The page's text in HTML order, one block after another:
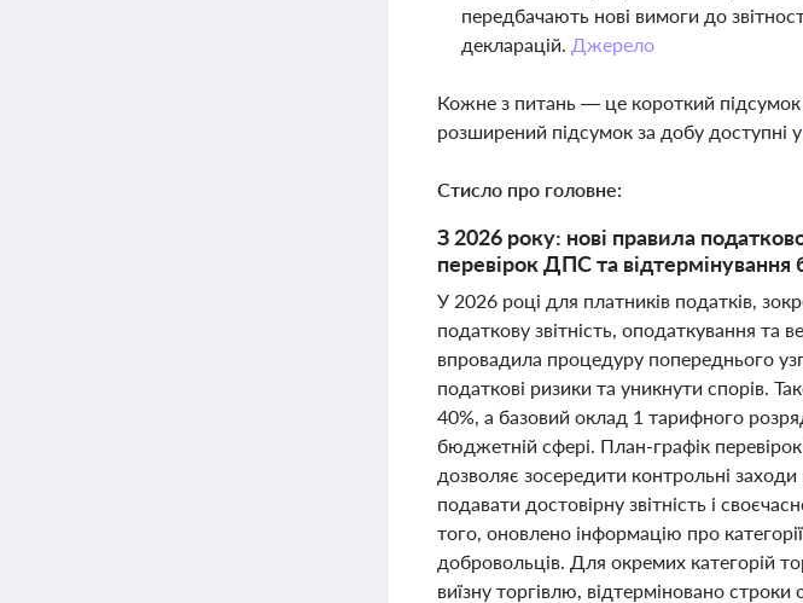
передбачають нові вимоги до
декларацій. Джерело
Кожне з питань — це короткий
розширений підсумок за добу доступні у
Стисло про головне:
З 2026 року: нові правила
перевірок ДПС та відтермінування
У 2026 році для платників податків,
податкову звітність, оподаткування
впровадила процедуру попереднього
податкові ризики та уникнути спорів.
40%, а базовий оклад 1 тарифного
бюджетній сфері. План-графік
дозволяє зосередити контрольні
подавати достовірну звітність і
того, оновлено інформацію про
добровольців. Для окремих категорій
виїзну торгівлю, відтерміновано строки